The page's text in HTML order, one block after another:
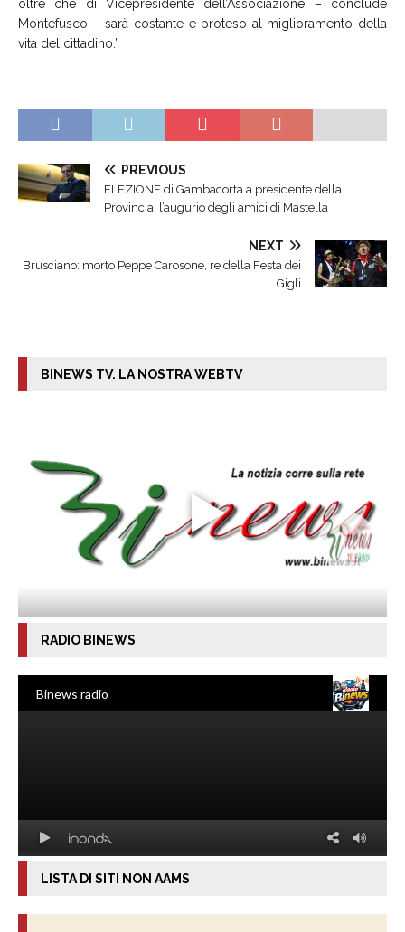
oltre che di Vicepresidente dell’Associazione – conclude
Montefusco – sarà costante e proteso al miglioramento della
vita del cittadino.”
PREVIOUS
ELEZIONE di Gambacorta a presidente della
Provincia, l’augurio degli amici di Mastella
NEXT
Brusciano: morto Peppe Carosone, re della Festa dei
Gigli
BINEWS TV. LA NOSTRA WEBTV
RADIO BINEWS
LISTA DI SITI NON AAMS